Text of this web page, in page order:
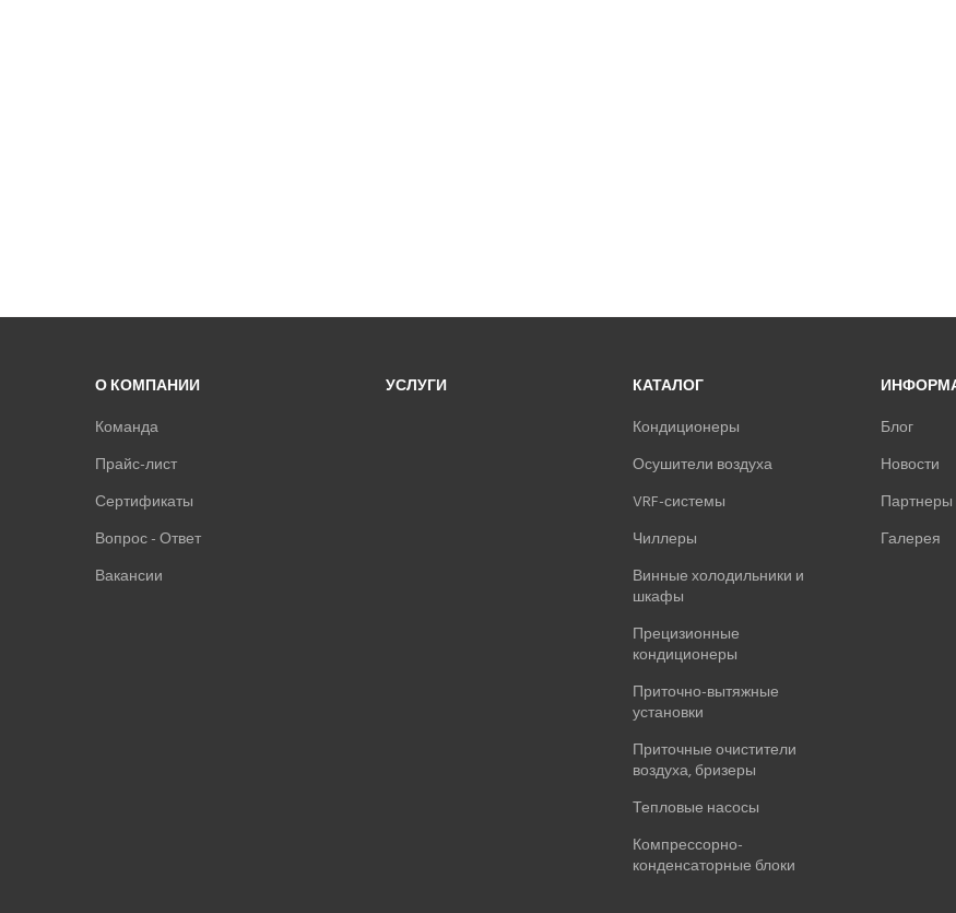
О КОМПАНИИ
Команда
Прайс-лист
Сертификаты
Вопрос - Ответ
Вакансии
УСЛУГИ
КАТАЛОГ
Кондиционеры
Осушители воздуха
VRF-системы
Чиллеры
Винные холодильники и
шкафы
Прецизионные
кондиционеры
Приточно-вытяжные
установки
Приточные очистители
воздуха, бризеры
Тепловые насосы
Компрессорно-
конденсаторные блоки
Блог
Новости
Партнеры
Галерея